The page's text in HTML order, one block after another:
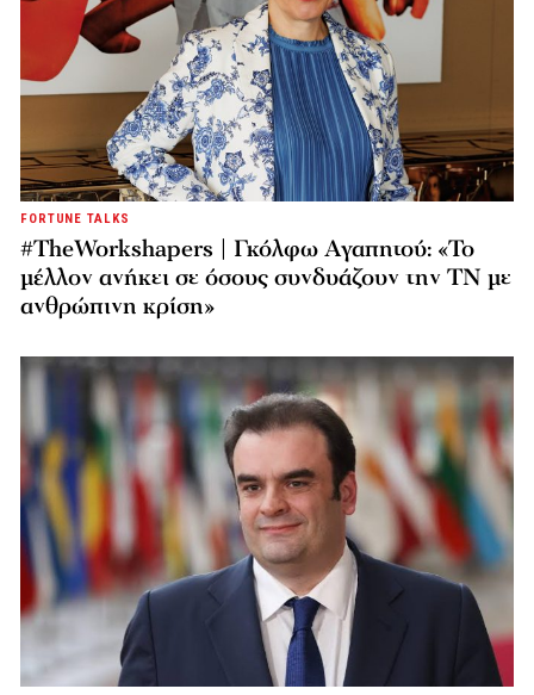
FORTUNE TALKS
#TheWorkshapers | Γκόλφω Αγαπητού: «Το
μέλλον ανήκει σε όσους συνδυάζουν την ΤΝ με
ανθρώπινη κρίση»